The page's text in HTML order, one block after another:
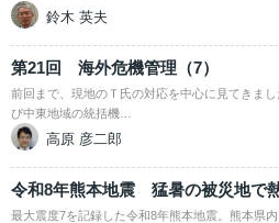
鈴木 英夫
第21回 海外危機管理（7）
前回まで、現地のＴ氏の対応を中心に見てきま
び中東地域の統括機…
高原 彦二郎
令和8年熊本地震 猛暑の被災地で
最大震度7を記録した令和8年熊本地震。熊本県